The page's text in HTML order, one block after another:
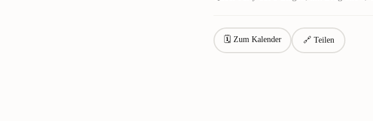
🗓 Zum Kalender 🔗 Teilen